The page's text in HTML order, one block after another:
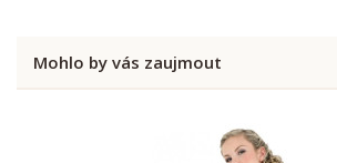
Mohlo by vás zaujmout